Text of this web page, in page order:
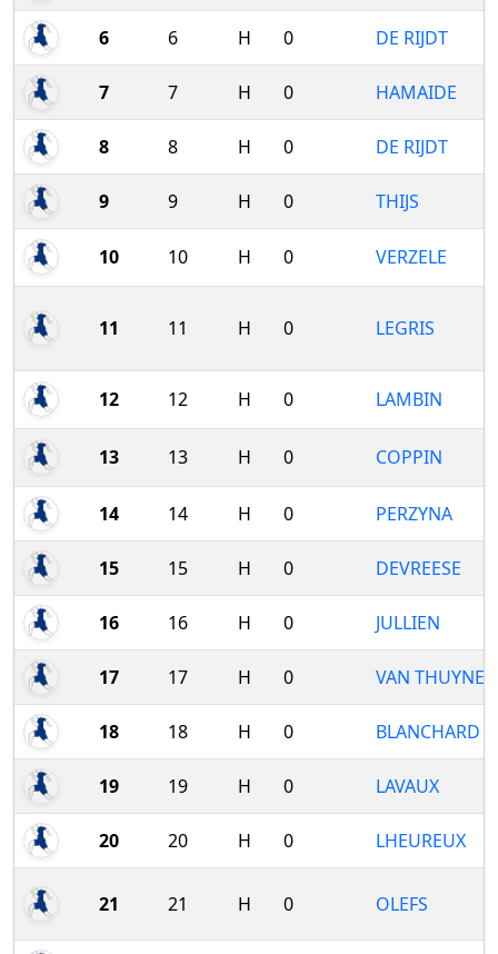
6 6 H 0 DE RIJDT
7 7 H 0 HAMAIDE
8 8 H 0 DE RIJDT
9 9 H 0 THIJS
10 10 H 0 VERZELE
11 11 H 0 LEGRIS
12 12 H 0 LAMBIN
13 13 H 0 COPPIN
14 14 H 0 PERZYNA
15 15 H 0 DEVREESE
16 16 H 0 JULLIEN
17 17 H 0 VAN THUYNE
18 18 H 0 BLANCHARD
19 19 H 0 LAVAUX
20 20 H 0 LHEUREUX
21 21 H 0 OLEFS